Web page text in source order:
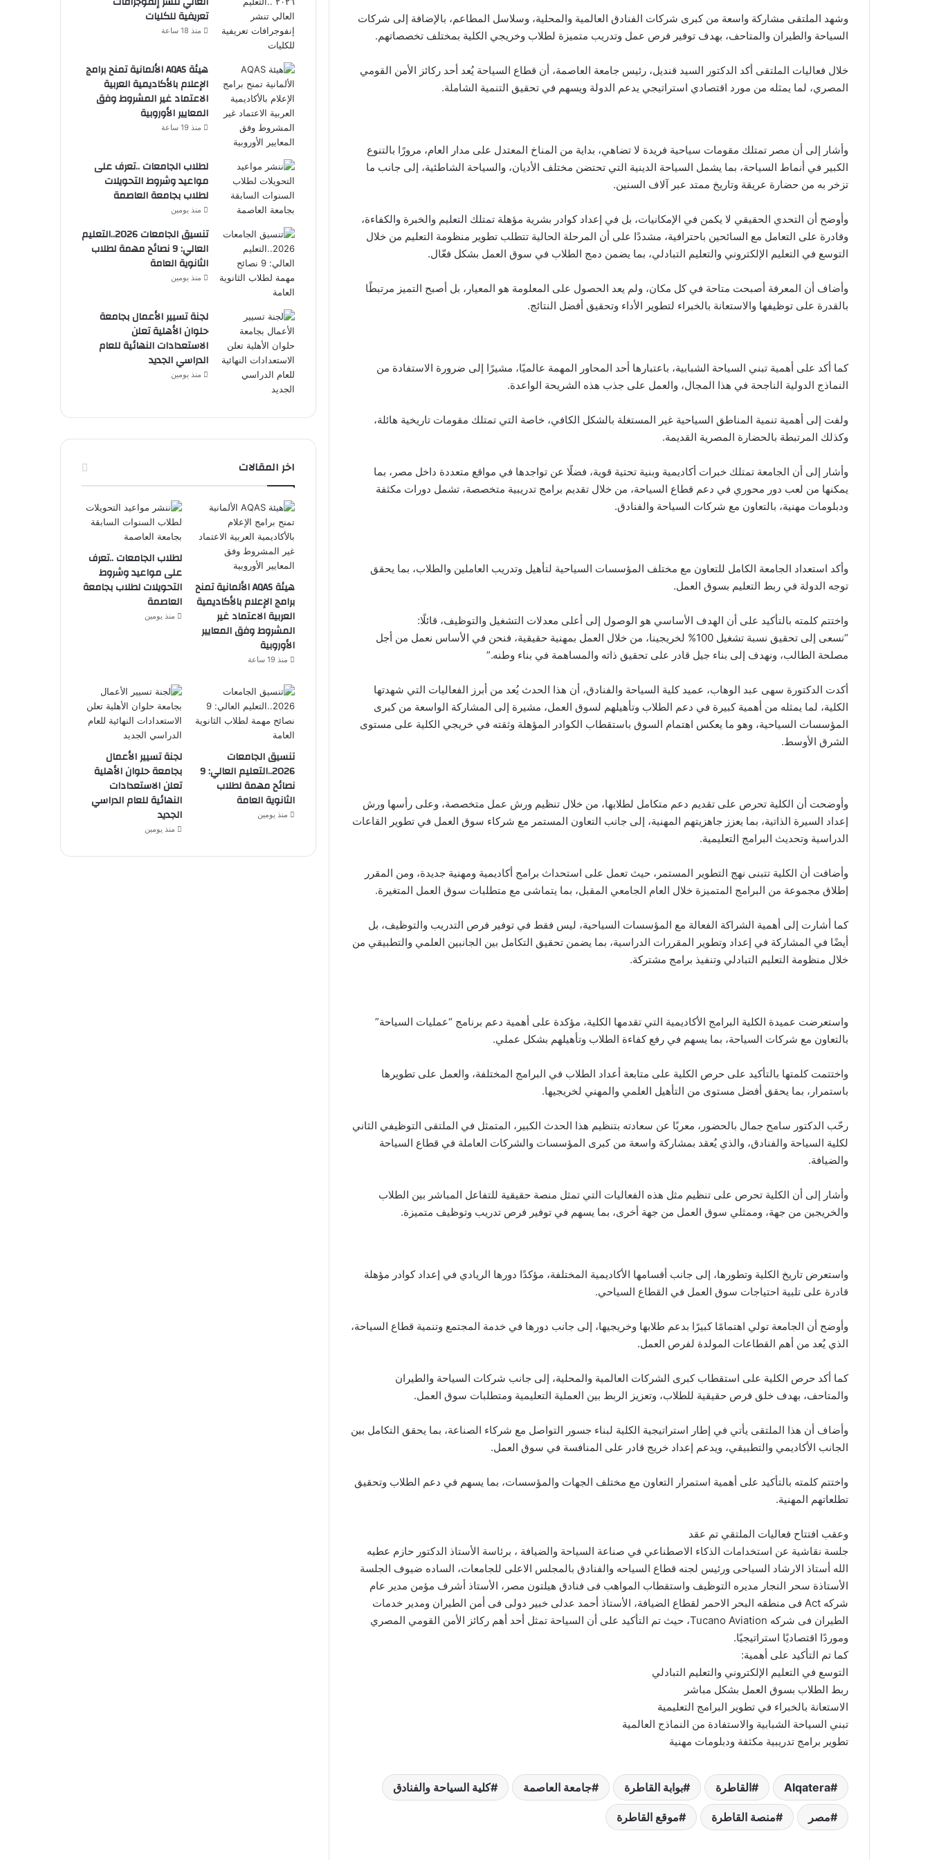
وشهد الملتقى مشاركة واسعة من كبرى شركات الفنادق العالمية والمحلية، وسلاسل المطاعم، بالإضافة إلى شركات
السياحة والطيران والمتاحف، بهدف توفير فرص عمل وتدريب متميزة لطلاب وخريجي الكلية بمختلف تخصصاتهم.
خلال فعاليات الملتقى أكد الدكتور السيد قنديل، رئيس جامعة العاصمة، أن قطاع السياحة يُعد أحد ركائز الأمن القومي
المصري، لما يمثله من مورد اقتصادي استراتيجي يدعم الدولة ويسهم في تحقيق التنمية الشاملة.
وأشار إلى أن مصر تمتلك مقومات سياحية فريدة لا تضاهي، بداية من المناخ المعتدل على مدار العام، مرورًا بالتنوع
الكبير في أنماط السياحة، بما يشمل السياحة الدينية التي تحتضن مختلف الأديان، والسياحة الشاطئية، إلى جانب ما
تزخر به من حضارة عريقة وتاريخ ممتد عبر آلاف السنين.
وأوضح أن التحدي الحقيقي لا يكمن في الإمكانيات، بل في إعداد كوادر بشرية مؤهلة تمتلك التعليم والخبرة والكفاءة،
وقادرة على التعامل مع السائحين باحترافية، مشددًا على أن المرحلة الحالية تتطلب تطوير منظومة التعليم من خلال
التوسع في التعليم الإلكتروني والتعليم التبادلي، بما يضمن دمج الطلاب في سوق العمل بشكل فعّال.
وأضاف أن المعرفة أصبحت متاحة في كل مكان، ولم يعد الحصول على المعلومة هو المعيار، بل أصبح التميز مرتبطًا
بالقدرة على توظيفها والاستعانة بالخبراء لتطوير الأداء وتحقيق أفضل النتائج.
كما أكد على أهمية تبني السياحة الشبابية، باعتبارها أحد المحاور المهمة عالميًا، مشيرًا إلى ضرورة الاستفادة من
النماذج الدولية الناجحة في هذا المجال، والعمل على جذب هذه الشريحة الواعدة.
ولفت إلى أهمية تنمية المناطق السياحية غير المستغلة بالشكل الكافي، خاصة التي تمتلك مقومات تاريخية هائلة،
وكذلك المرتبطة بالحضارة المصرية القديمة.
وأشار إلى أن الجامعة تمتلك خبرات أكاديمية وبنية تحتية قوية، فضلًا عن تواجدها في مواقع متعددة داخل مصر، بما
يمكنها من لعب دور محوري في دعم قطاع السياحة، من خلال تقديم برامج تدريبية متخصصة، تشمل دورات مكثفة
ودبلومات مهنية، بالتعاون مع شركات السياحة والفنادق.
وأكد استعداد الجامعة الكامل للتعاون مع مختلف المؤسسات السياحية لتأهيل وتدريب العاملين والطلاب، بما يحقق
توجه الدولة في ربط التعليم بسوق العمل.
واختتم كلمته بالتأكيد على أن الهدف الأساسي هو الوصول إلى أعلى معدلات التشغيل والتوظيف، قائلًا:
“نسعى إلى تحقيق نسبة تشغيل 100% لخريجينا، من خلال العمل بمهنية حقيقية، فنحن في الأساس نعمل من أجل
مصلحة الطالب، ونهدف إلى بناء جيل قادر على تحقيق ذاته والمساهمة في بناء وطنه.”
أكدت الدكتورة سهى عبد الوهاب، عميد كلية السياحة والفنادق، أن هذا الحدث يُعد من أبرز الفعاليات التي شهدتها
الكلية، لما يمثله من أهمية كبيرة في دعم الطلاب وتأهيلهم لسوق العمل، مشيرة إلى المشاركة الواسعة من كبرى
المؤسسات السياحية، وهو ما يعكس اهتمام السوق باستقطاب الكوادر المؤهلة وثقته في خريجي الكلية على مستوى
الشرق الأوسط.
وأوضحت أن الكلية تحرص على تقديم دعم متكامل لطلابها، من خلال تنظيم ورش عمل متخصصة، وعلى رأسها ورش
إعداد السيرة الذاتية، بما يعزز جاهزيتهم المهنية، إلى جانب التعاون المستمر مع شركاء سوق العمل في تطوير القاعات
الدراسية وتحديث البرامج التعليمية.
وأضافت أن الكلية تتبنى نهج التطوير المستمر، حيث تعمل على استحداث برامج أكاديمية ومهنية جديدة، ومن المقرر
إطلاق مجموعة من البرامج المتميزة خلال العام الجامعي المقبل، بما يتماشى مع متطلبات سوق العمل المتغيرة.
كما أشارت إلى أهمية الشراكة الفعالة مع المؤسسات السياحية، ليس فقط في توفير فرص التدريب والتوظيف، بل
أيضًا في المشاركة في إعداد وتطوير المقررات الدراسية، بما يضمن تحقيق التكامل بين الجانبين العلمي والتطبيقي من
خلال منظومة التعليم التبادلي وتنفيذ برامج مشتركة.
واستعرضت عميدة الكلية البرامج الأكاديمية التي تقدمها الكلية، مؤكدة على أهمية دعم برنامج “عمليات السياحة”
بالتعاون مع شركات السياحة، بما يسهم في رفع كفاءة الطلاب وتأهيلهم بشكل عملي.
واختتمت كلمتها بالتأكيد على حرص الكلية على متابعة أعداد الطلاب في البرامج المختلفة، والعمل على تطويرها
باستمرار، بما يحقق أفضل مستوى من التأهيل العلمي والمهني لخريجيها.
رحّب الدكتور سامح جمال بالحضور، معربًا عن سعادته بتنظيم هذا الحدث الكبير، المتمثل في الملتقى التوظيفي الثاني
لكلية السياحة والفنادق، والذي يُعقد بمشاركة واسعة من كبرى المؤسسات والشركات العاملة في قطاع السياحة
والضيافة.
وأشار إلى أن الكلية تحرص على تنظيم مثل هذه الفعاليات التي تمثل منصة حقيقية للتفاعل المباشر بين الطلاب
والخريجين من جهة، وممثلي سوق العمل من جهة أخرى، بما يسهم في توفير فرص تدريب وتوظيف متميزة.
واستعرض تاريخ الكلية وتطورها، إلى جانب أقسامها الأكاديمية المختلفة، مؤكدًا دورها الريادي في إعداد كوادر مؤهلة
قادرة على تلبية احتياجات سوق العمل في القطاع السياحي.
وأوضح أن الجامعة تولي اهتمامًا كبيرًا بدعم طلابها وخريجيها، إلى جانب دورها في خدمة المجتمع وتنمية قطاع السياحة،
الذي يُعد من أهم القطاعات المولدة لفرص العمل.
كما أكد حرص الكلية على استقطاب كبرى الشركات العالمية والمحلية، إلى جانب شركات السياحة والطيران
والمتاحف، بهدف خلق فرص حقيقية للطلاب، وتعزيز الربط بين العملية التعليمية ومتطلبات سوق العمل.
وأضاف أن هذا الملتقى يأتي في إطار استراتيجية الكلية لبناء جسور التواصل مع شركاء الصناعة، بما يحقق التكامل بين
الجانب الأكاديمي والتطبيقي، ويدعم إعداد خريج قادر على المنافسة في سوق العمل.
واختتم كلمته بالتأكيد على أهمية استمرار التعاون مع مختلف الجهات والمؤسسات، بما يسهم في دعم الطلاب وتحقيق
تطلعاتهم المهنية.
وعقب افتتاح فعاليات الملتقي تم عقد
جلسة نقاشية عن استخدامات الذكاء الاصطناعي في صناعة السياحة والضيافة ، برئاسة الأستاذ الدكتور حازم عطيه
الله أستاذ الارشاد السياحى ورئيس لجنه قطاع السياحه والفنادق بالمجلس الاعلى للجامعات، الساده ضيوف الجلسة
الأستاذة سحر النجار مديره التوظيف واستقطاب المواهب فى فنادق هيلتون مصر، الأستاذ أشرف مؤمن مدير عام
شركه Act فى منطقه البحر الاحمر لقطاع الضيافة، الأستاذ أحمد عدلى خبير دولى فى أمن الطيران ومدير خدمات
الطيران فى شركه Tucano Aviation، حيث تم التأكيد على أن السياحة تمثل أحد أهم ركائز الأمن القومي المصري
وموردًا اقتصاديًا استراتيجيًا.
كما تم التأكيد على أهمية:
التوسع في التعليم الإلكتروني والتعليم التبادلي
ربط الطلاب بسوق العمل بشكل مباشر
الاستعانة بالخبراء في تطوير البرامج التعليمية
تبني السياحة الشبابية والاستفادة من النماذج العالمية
تطوير برامج تدريبية مكثفة ودبلومات مهنية
Alqatera القاطرة بوابة القاطرة جامعة العاصمة كلية السياحة والفنادق
مصر منصة القاطرة موقع القاطرة
تعريفية للكليات
منذ 18 ساعة
هيئة AQAS الألمانية تمنح برامج
الإعلام بالأكاديمية العربية
الاعتماد غير المشروط وفق
المعايير الأوروبية
منذ 19 ساعة
لطلاب الجامعات ..تعرف على
مواعيد وشروط التحويلات
لطلاب بجامعة العاصمة
منذ يومين
تنسيق الجامعات 2026..التعليم
العالي: 9 نصائح مهمة لطلاب
الثانوية العامة
منذ يومين
لجنة تسيير الأعمال بجامعة
حلوان الأهلية تعلن
الاستعدادات النهائية للعام
الدراسي الجديد
منذ يومين
اخر المقالات
هيئة AQAS الألمانية تمنح
برامج الإعلام بالأكاديمية
العربية الاعتماد غير
المشروط وفق المعايير
الأوروبية
منذ 19 ساعة
لطلاب الجامعات ..تعرف
على مواعيد وشروط
التحويلات لطلاب بجامعة
العاصمة
منذ يومين
تنسيق الجامعات
2026..التعليم العالي: 9
نصائح مهمة لطلاب
الثانوية العامة
منذ يومين
لجنة تسيير الأعمال
بجامعة حلوان الأهلية
تعلن الاستعدادات
النهائية للعام الدراسي
الجديد
منذ يومين